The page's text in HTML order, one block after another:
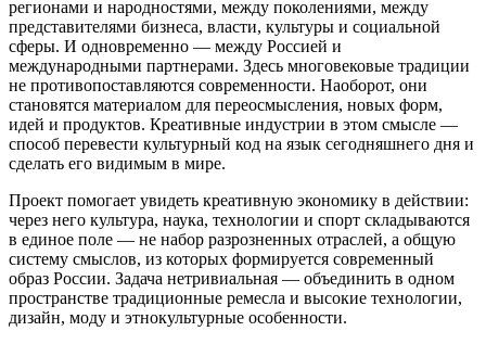
регионами и народностями, между поколениями, между
представителями бизнеса, власти, культуры и социальной
сферы. И одновременно — между Россией и
международными партнерами. Здесь многовековые традиции
не противопоставляются современности. Наоборот, они
становятся материалом для переосмысления, новых форм,
идей и продуктов. Креативные индустрии в этом смысле —
способ перевести культурный код на язык сегодняшнего дня и
сделать его видимым в мире.
Проект помогает увидеть креативную экономику в действии:
через него культура, наука, технологии и спорт складываются
в единое поле — не набор разрозненных отраслей, а общую
систему смыслов, из которых формируется современный
образ России. Задача нетривиальная — объединить в одном
пространстве традиционные ремесла и высокие технологии,
дизайн, моду и этнокультурные особенности.